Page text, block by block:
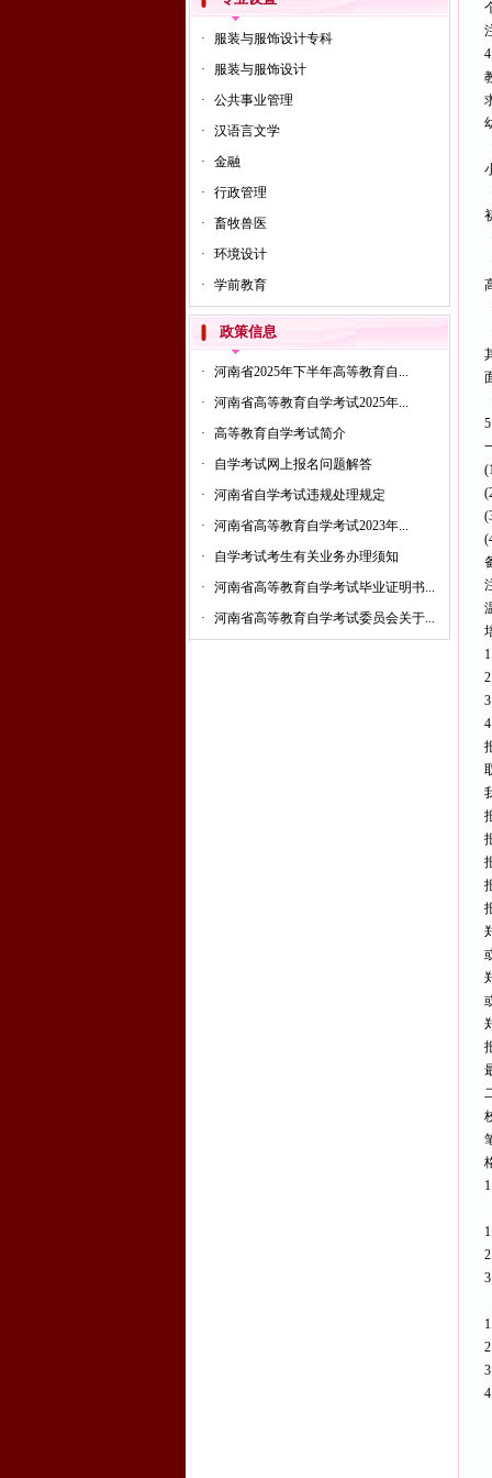
·
服装与服饰设计专科
·
服装与服饰设计
·
公共事业管理
·
汉语言文学
·
金融
·
行政管理
·
畜牧兽医
·
环境设计
·
学前教育
政策信息
·
河南省2025年下半年高等教育自...
·
河南省高等教育自学考试2025年...
·
高等教育自学考试简介
·
自学考试网上报名问题解答
·
河南省自学考试违规处理规定
·
河南省高等教育自学考试2023年...
·
自学考试考生有关业务办理须知
·
河南省高等教育自学考试毕业证明书...
·
河南省高等教育自学考试委员会关于...